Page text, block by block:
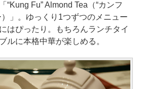
“Kung Fu” Almond Tea（“カンフ
」。ゆっくり1つずつのメニュー
はぴったり。もちろんランチタイ
ルに本格中華が楽しめる。